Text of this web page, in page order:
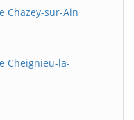
Chazey-sur-Ain
Cheignieu-la-